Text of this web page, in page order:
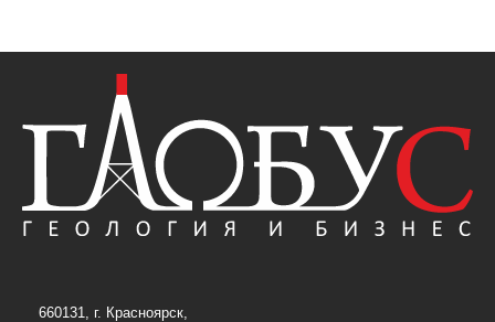
660131, г. Красноярск,